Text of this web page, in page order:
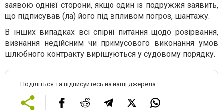
заявою однієї сторони, якщо один із подружжя заявить,
що підписував (ла) його під впливом погроз, шантажу.
В інших випадках всі спірні питання щодо розірвання,
визнання недійсним чи примусового виконання умов
шлюбного контракту вирішуються у судовому порядку.
Поділіться та підписуйтесь на наші джерела